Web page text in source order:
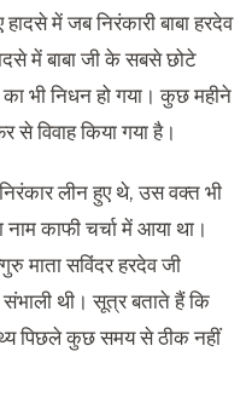
में जब निरंकारी बाबा हरदेव
में बाबा जी के सबसे छोटे
का भी निधन हो गया। कुछ महीने
से विवाह किया गया है।
लीन हुए थे, उस वक्त भी
काफी चर्चा में आया था।
माता सविंदर हरदेव जी
थी। सूत्र बताते हैं कि
पिछले कुछ समय से ठीक नहीं